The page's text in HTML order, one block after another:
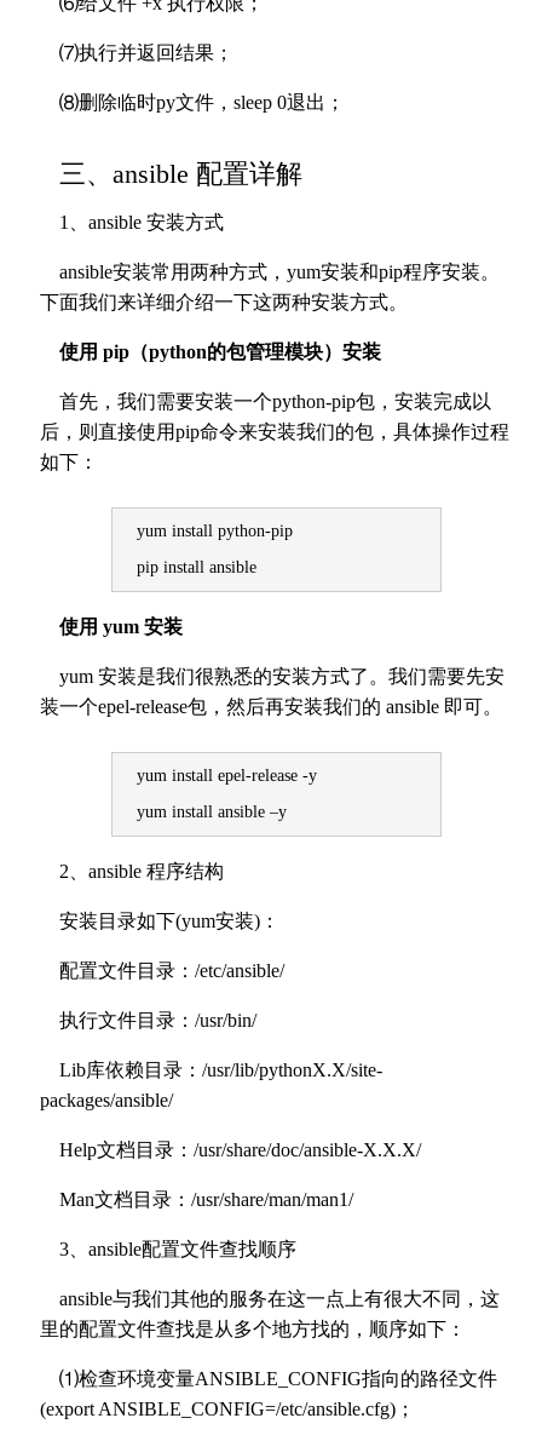
⑺执行并返回结果；
⑻删除临时py文件，sleep 0退出；
三、ansible 配置详解
1、ansible 安装方式
ansible安装常用两种方式，yum安装和pip程序安装。
下面我们来详细介绍一下这两种安装方式。
使用 pip（python的包管理模块）安装
首先，我们需要安装一个python-pip包，安装完成以
后，则直接使用pip命令来安装我们的包，具体操作过程
如下：
yum install python-pip
pip install ansible
使用 yum 安装
yum 安装是我们很熟悉的安装方式了。我们需要先安
装一个epel-release包，然后再安装我们的 ansible 即可。
yum install epel-release -y
yum install ansible –y
2、ansible 程序结构
安装目录如下(yum安装)：
配置文件目录：/etc/ansible/
执行文件目录：/usr/bin/
Lib库依赖目录：/usr/lib/pythonX.X/site-
packages/ansible/
Help文档目录：/usr/share/doc/ansible-X.X.X/
Man文档目录：/usr/share/man/man1/
3、ansible配置文件查找顺序
ansible与我们其他的服务在这一点上有很大不同，这
里的配置文件查找是从多个地方找的，顺序如下：
⑴检查环境变量ANSIBLE_CONFIG指向的路径文件
(export ANSIBLE_CONFIG=/etc/ansible.cfg)；